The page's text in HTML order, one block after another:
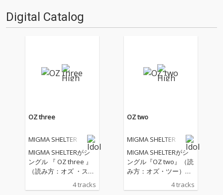
Digital Catalog
OZ three
MIGMA SHELTER
MIGMA SHELTERがシ
ングル 『 OZ three 』
（読み方：オズ ・スリ
ー）を、 2023 年 12 月
6 日 （水 に発売決定！
4 tracks
OZ two
MIGMA SHELTER
MIGMA SHELTERがシ
ングル『OZ two』（読
み方：オズ・ツー）を
2023年8 月 8 日（火）
に発売決定！2023年4
4 tracks